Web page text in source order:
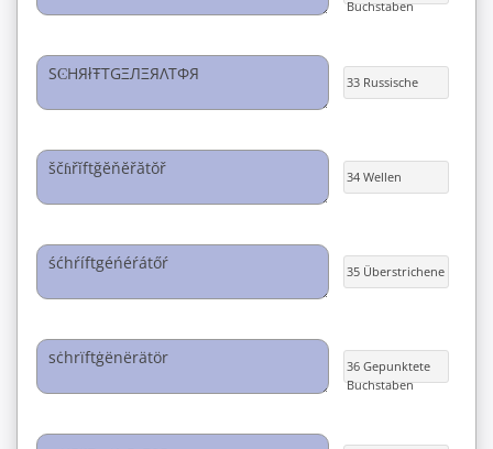
Buchstaben
33 Russische
34 Wellen
35 Überstrichene
36 Gepunktete
Buchstaben